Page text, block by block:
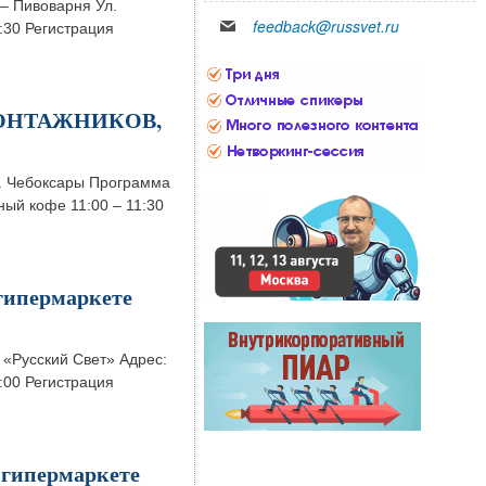
Пивоварня Ул.
Регистрация
Чебоксары Программа
кофе 11:00 – 11:30
Свет» Адрес:
Регистрация
feedback@russvet.ru